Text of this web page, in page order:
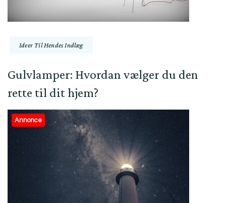
Ideer Til Hendes Indlæg
Gulvlamper: Hvordan vælger du den
rette til dit hjem?
Annonce